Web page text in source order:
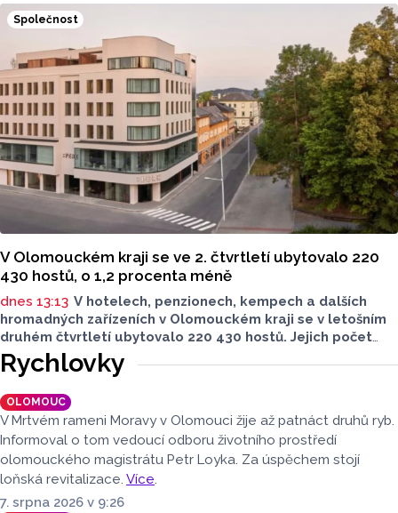
(VN Plumlov) a v Koupací oblasti Poděbrady (KO
Poděbrady). Monitoring byl proveden Krajskou
hygienickou stanicí Olomouckého kraje (KHS)
ve spolupráci se Zdravotním ústavem se sídlem v Ostravě,
Centrem hygienických laboratoří v Olomouci.
Společnost
V Olomouckém kraji se ve 2. čtvrtletí ubytovalo 220
430 hostů, o 1,2 procenta méně
dnes 13:13 V hotelech, penzionech, kempech a dalších
hromadných zařízeních v Olomouckém kraji se v letošním
druhém čtvrtletí ubytovalo 220 430 hostů. Jejich počet
meziročně klesl o 1,2 procenta. Podle statistik však
přibylo ubytovaných cizinců, kterých bylo 45 548,
meziročně o 9,1 procenta více. Naopak domácích hostů
v regionu ubylo, kraj v tomto období navštívilo 174 882
turistů, což bylo meziročně o 3,6 procenta méně. Celkový
počet přenocování v kraji klesl o 4,7 procenta. Údaje
dnes zveřejnil Český statistický úřad (ČSÚ).
Rychlovky
OLOMOUC
V Mrtvém rameni Moravy v Olomouci žije až patnáct druhů ryb.
Informoval o tom vedoucí odboru životního prostředí
olomouckého magistrátu Petr Loyka. Za úspěchem stojí
loňská revitalizace. Více.
7. srpna 2026 v 9:26